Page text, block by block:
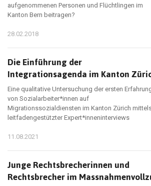
aufgenommenen Personen und Flüchtlingen im
Kanton Bern beitragen?
28.02.2018
Die Einführung der
Integrationsagenda im Kanton
Eine qualitative Untersuchung der ersten
von Sozialarbeiter*innen auf
Migrationssozialdiensten im Kanton Zürich
leitfadengestützter Expert*inneninterviews
11.08.2021
Junge Rechtsbrecherinnen und
Rechtsbrecher im